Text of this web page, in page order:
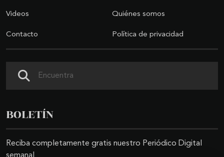
Videos Quiénes somos
Contacto Política de privacidad
BOLETÍN
Reciba completamente gratis nuestro Periódico Digital